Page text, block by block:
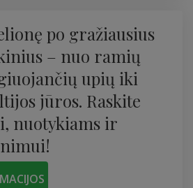
po gražiausius
– nuo ​​ramių
upių iki
jūros. Raskite
nuotykiams ir